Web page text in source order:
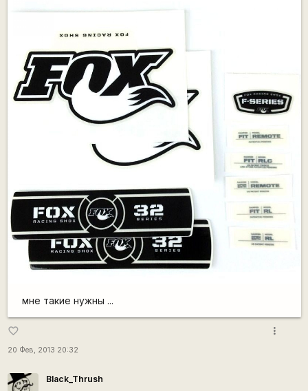
мне такие нужны ...
favorite_border
20 Фев, 2013 20:32
more_vert
Black_Thrush